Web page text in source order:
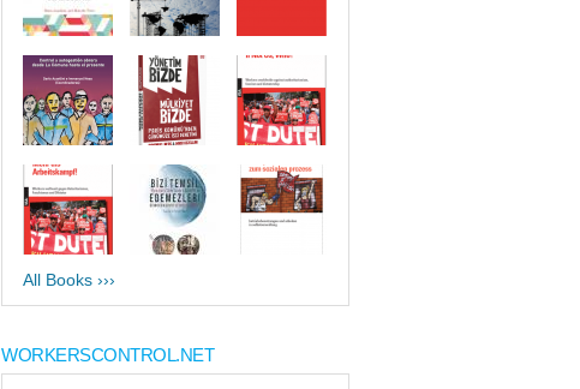
All Books ›››
WORKERSCONTROL.NET